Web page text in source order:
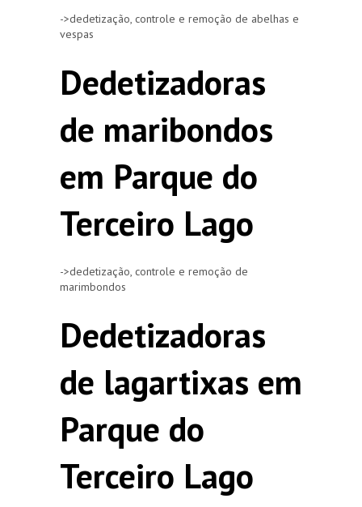
->dedetização, controle e remoção de abelhas e
vespas
Dedetizadoras
de maribondos
em Parque do
Terceiro Lago
->dedetização, controle e remoção de
marimbondos
Dedetizadoras
de lagartixas em
Parque do
Terceiro Lago